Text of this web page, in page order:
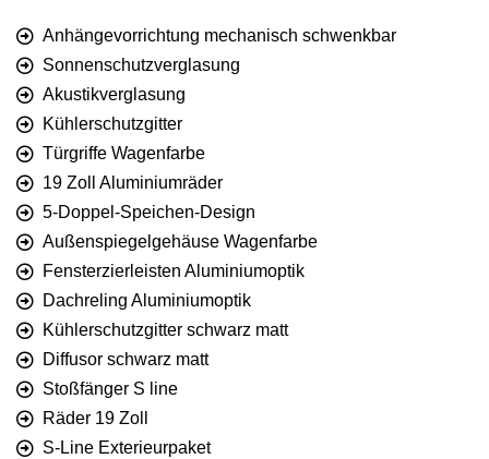
Anhängevorrichtung mechanisch schwenkbar
Sonnenschutzverglasung
Akustikverglasung
Kühlerschutzgitter
Türgriffe Wagenfarbe
19 Zoll Aluminiumräder
5-Doppel-Speichen-Design
Außenspiegelgehäuse Wagenfarbe
Fensterzierleisten Aluminiumoptik
Dachreling Aluminiumoptik
Kühlerschutzgitter schwarz matt
Diffusor schwarz matt
Stoßfänger S line
Räder 19 Zoll
S-Line Exterieurpaket